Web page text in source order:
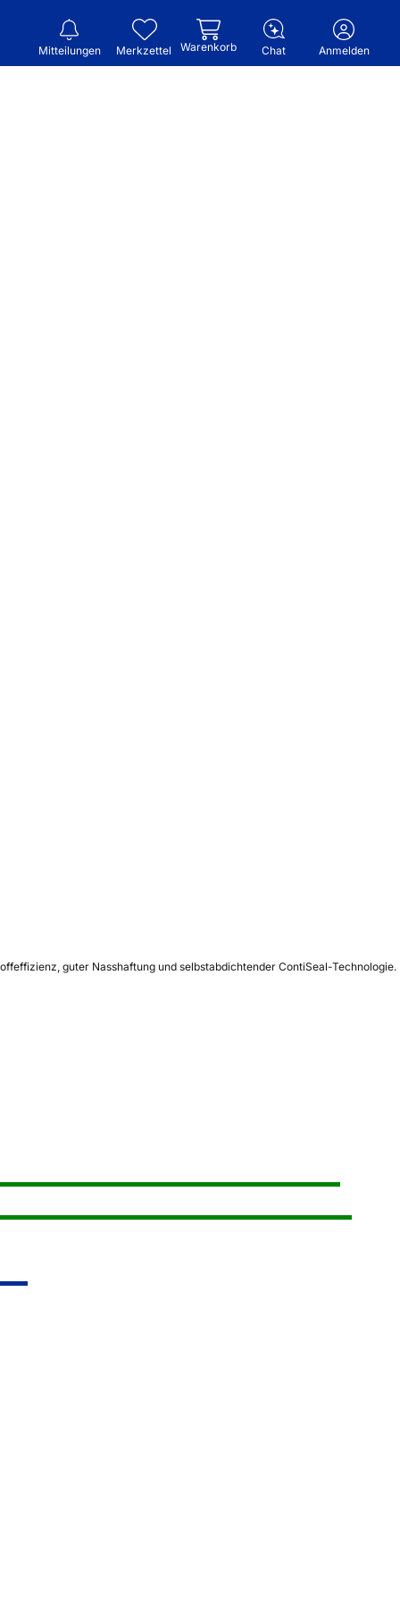
Mitteilungen Merkzettel Warenkorb Chat Anmelden
guter Nasshaftung und selbstabdichtender ContiSeal-Technologie.